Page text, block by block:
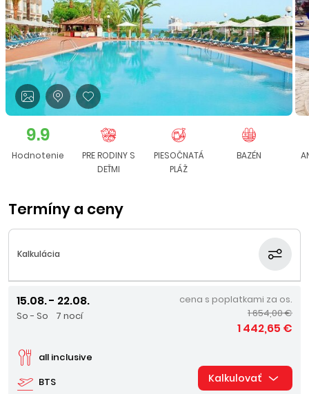
9.9
Hodnotenie
PRE RODINY S
DEŤMI
PIESOČNATÁ
PLÁŽ
BAZÉN
Termíny a ceny
Kalkulácia
15.08. - 22.08.
So - So 7 nocí
BTS
all inclusive
cena s poplatkami za os.
1 654,00 €
1 442,65 €
Kalkulovať